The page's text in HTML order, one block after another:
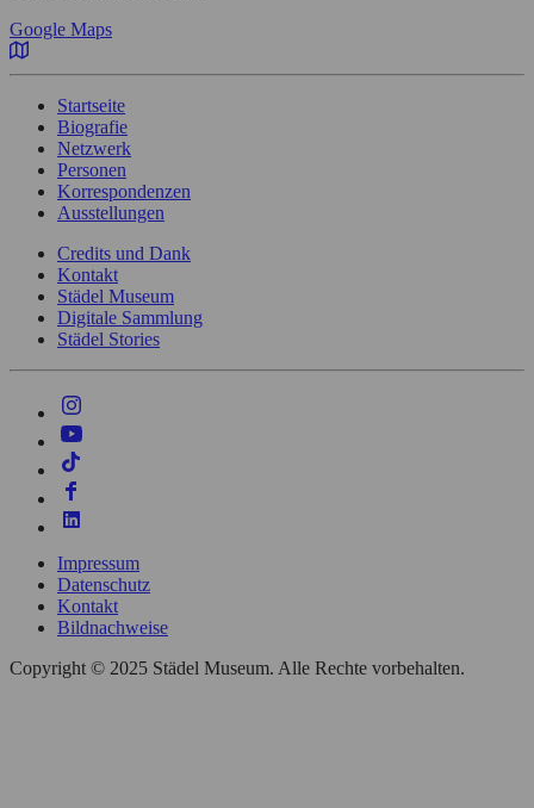
Google Maps
Startseite
Biografie
Netzwerk
Personen
Korrespondenzen
Ausstellungen
Credits und Dank
Kontakt
Städel Museum
Digitale Sammlung
Städel Stories
Impressum
Datenschutz
Kontakt
Bildnachweise
Copyright © 2025 Städel Museum. Alle Rechte vorbehalten.